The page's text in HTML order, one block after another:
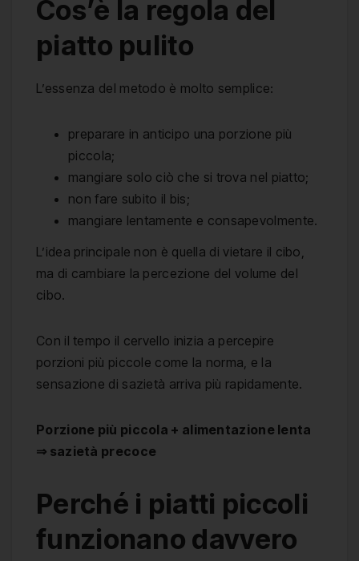
Cos’è la regola del
piatto pulito
L’essenza del metodo è molto semplice:
preparare in anticipo una porzione più
piccola;
mangiare solo ciò che si trova nel piatto;
non fare subito il bis;
mangiare lentamente e consapevolmente.
L’idea principale non è quella di vietare il cibo,
ma di cambiare la percezione del volume del
cibo.
Con il tempo il cervello inizia a percepire
porzioni più piccole come la norma, e la
sensazione di sazietà arriva più rapidamente.
Porzione più piccola + alimentazione lenta
⇒ sazietà precoce
Perché i piatti piccoli
funzionano davvero